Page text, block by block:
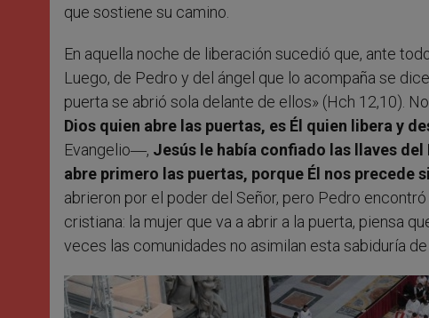
que sostiene su camino.
En aquella noche de liberación sucedió que, ante
Luego, de Pedro y del ángel que lo acompaña se
puerta se abrió sola delante de ellos» (Hch 12,10).
Dios quien abre las puertas, es Él quien libera y
Evangelio―, Jesús le había confiado las llaves
abre primero las puertas, porque Él nos precede
abrieron por el poder del Señor, pero Pedro
cristiana: la mujer que va a abrir a la puerta, piensa
veces las comunidades no asimilan esta sabiduría